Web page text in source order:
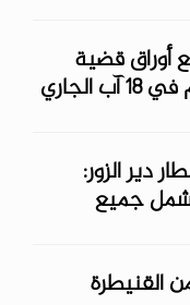
أوراق قضية
دير الزور:
جميع
القنيطرة